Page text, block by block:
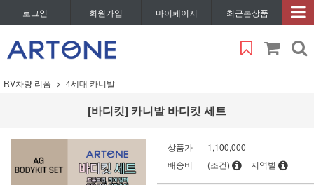
로그인 회원가입 마이페이지 최근본상품
RV차량 리폼 4세대 카니발
[바디킷] 카니발 바디킷 세트
상품가
1,100,000
배송비
(조건) 지역별